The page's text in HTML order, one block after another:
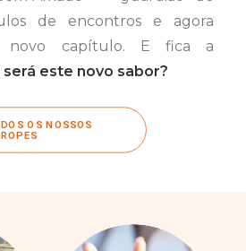
de encontros e agora
novo capítulo. E fica a
será este novo sabor?
OS NOSSOS